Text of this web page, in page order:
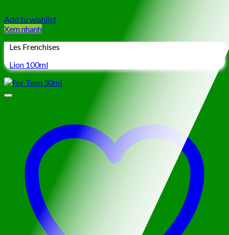
Add to wishlist
Xem nhanh
Les Frenchises
Lion 100ml